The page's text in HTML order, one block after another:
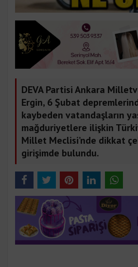
DEVA Partisi Ankara
Ergin, 6 Şubat
kaybeden vatandaşların
mağduriyetlere ilişkin
Millet Meclisi’nde dikkat
girişimde bulundu.